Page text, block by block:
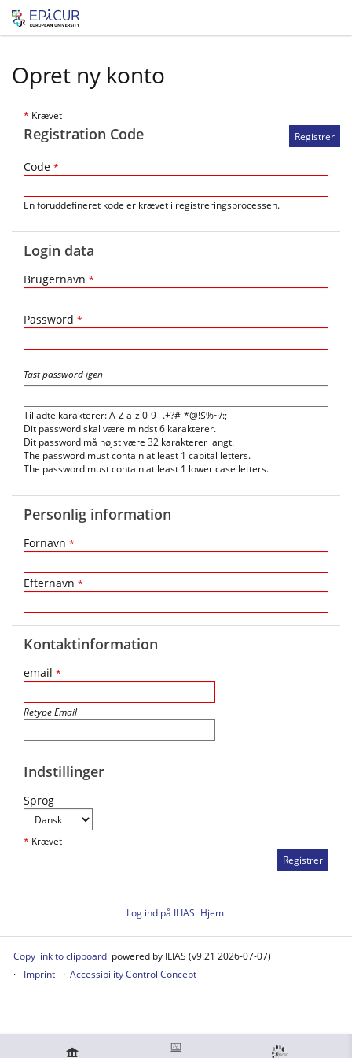
Opret ny konto
* Krævet
Registration Code
Code *
En foruddefineret kode er krævet i registreringsprocessen.
Login data
Brugernavn *
Password *
Tast password igen
Tilladte karakterer: A-Z a-z 0-9 _.+?#-*@!$%~/:;
Dit password skal være mindst 6 karakterer.
Dit password må højst være 32 karakterer langt.
The password must contain at least 1 capital letters.
The password must contain at least 1 lower case letters.
Personlig information
Fornavn *
Efternavn *
Kontaktinformation
email *
Retype Email
Indstillinger
Sprog
* Krævet
Log ind på ILIAS Hjem
Copy link to clipboard powered by ILIAS (v9.21 2026-07-07)
Imprint
Accessibility Control Concept